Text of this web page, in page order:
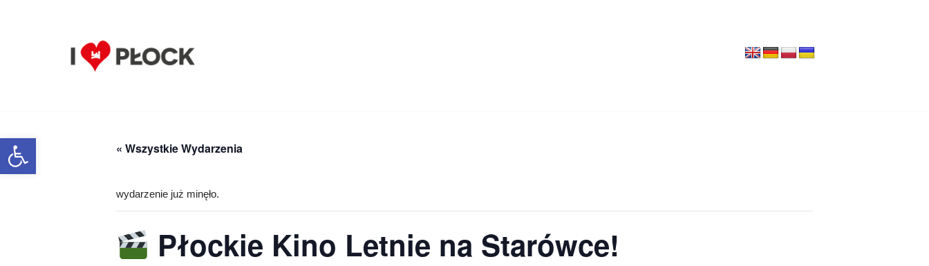
Otwórz pasek narzędzi « Wszystkie Wydarzenia
wydarzenie już minęło.
Płockie Kino Letnie na Starówce!